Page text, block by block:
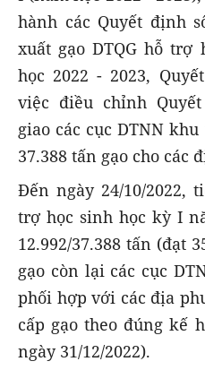
hành các Quyết định
xuất gạo DTQG hỗ
học 2022 - 2023,
việc điều chỉnh Quyết
giao các cục DTNN
37.388 tấn gạo cho các
Đến ngày 24/10/2022,
trợ học sinh học kỳ I
12.992/37.388 tấn (đạt
gạo còn lại các cục
phối hợp với các địa
cấp gạo theo đúng kế
ngày 31/12/2022).